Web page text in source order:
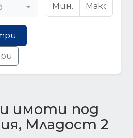
имоти под
Младост 2